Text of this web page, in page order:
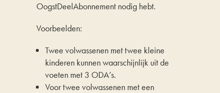
OogstDeelAbonnement nodig hebt.
Voorbeelden:
Twee volwassenen met twee kleine
kinderen kunnen waarschijnlijk uit de
voeten met 3 ODA’s.
Voor twee volwassenen met een